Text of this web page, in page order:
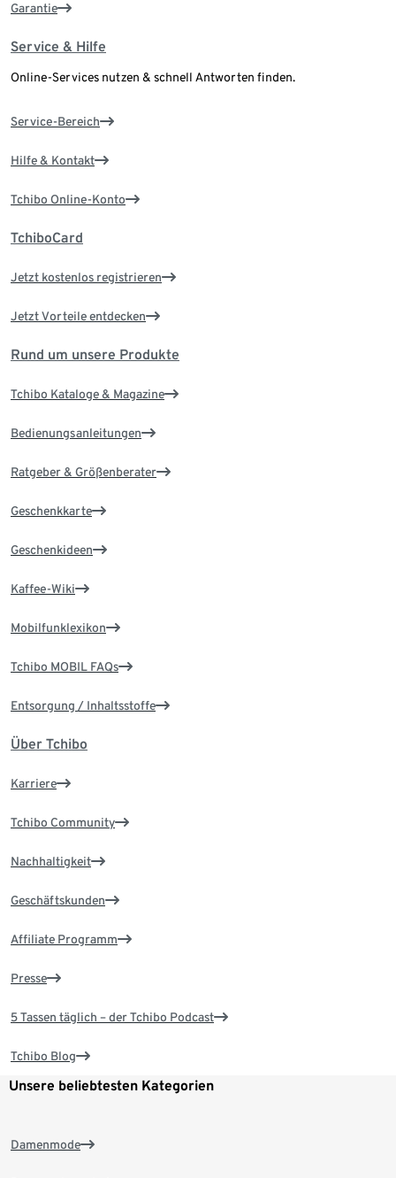
Garantie
Service & Hilfe
Online-Services nutzen & schnell Antworten finden.
Service-Bereich
Hilfe & Kontakt
Tchibo Online-Konto
TchiboCard
Jetzt kostenlos registrieren
Jetzt Vorteile entdecken
Rund um unsere Produkte
Tchibo Kataloge & Magazine
Bedienungsanleitungen
Ratgeber & Größenberater
Geschenkkarte
Geschenkideen
Kaffee-Wiki
Mobilfunklexikon
Tchibo MOBIL FAQs
Entsorgung / Inhaltsstoffe
Über Tchibo
Karriere
Tchibo Community
Nachhaltigkeit
Geschäftskunden
Affiliate Programm
Presse
5 Tassen täglich – der Tchibo Podcast
Tchibo Blog
Unsere beliebtesten Kategorien
Damenmode